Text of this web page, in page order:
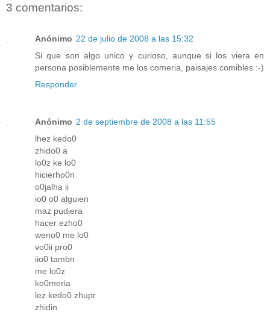
3 comentarios:
Anónimo 22 de julio de 2008 a las 15:32
Si que son algo unico y curioso, aunque si los viera en
persona posiblemente me los comeria, paisajes comibles :-)
Responder
Anónimo 2 de septiembre de 2008 a las 11:55
lhez kedo0
zhido0 a
lo0z ke lo0
hicierho0n
o0jalha ii
io0 o0 alguien
maz pudiera
hacer ezho0
weno0 me lo0
vo0ii pro0
iio0 tambn
me lo0z
ko0meria
lez kedo0 zhupr
zhidin